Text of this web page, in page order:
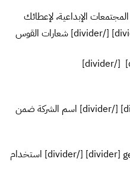
الإبداعية، لإعطائك
[divider] [/divider] اسم الشركة ضمن
[divider] [/divider] استخدام